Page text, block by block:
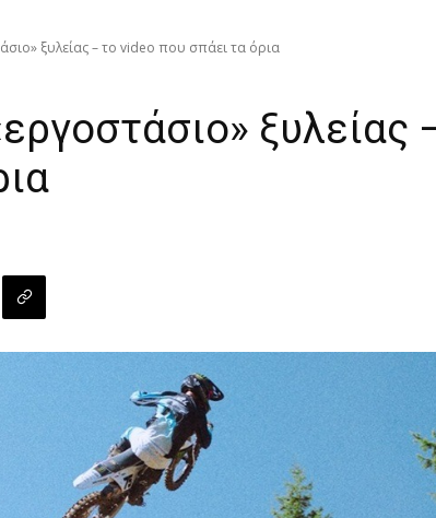
ξυλείας – το video που σπάει τα όρια
ξυλείας